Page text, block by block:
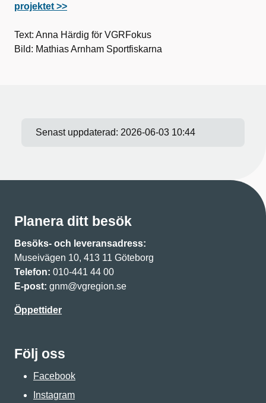
projektet >>
Text: Anna Härdig för VGRFokus
Bild: Mathias Arnham Sportfiskarna
Senast uppdaterad: 2026-06-03 10:44
Planera ditt besök
Besöks- och leveransadress:
Museivägen 10, 413 11 Göteborg
Telefon: 010-441 44 00
E-post: gnm@vgregion.se
Öppettider
Följ oss
Facebook
Instagram